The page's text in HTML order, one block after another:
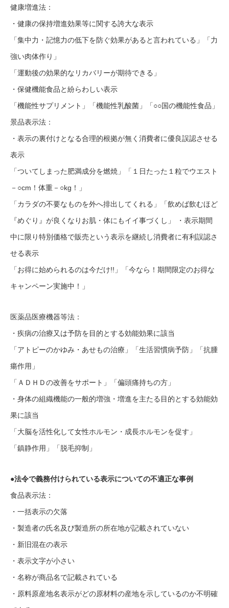
健康増進法：
・健康の保持増進効果等に関する誇大な表示
「集中力・記憶力の低下を防ぐ効果があると言われている」「力
強い肉体作り」
「運動後の効果的なリカバリーが期待できる」
・保健機能食品と紛らわしい表示
「機能性サプリメント」「機能性乳酸菌」「○○国の機能性食品」
景品表示法：
・表示の裏付けとなる合理的根拠が無く消費者に優良誤認させる
表示
「ついてしまった肥満成分を燃焼」「１日たった１粒でウエスト
－○cm！体重－○kg！」
「カラダの不要なものを外へ排出してくれる」「飲めば飲むほど
『めぐり』が良くなりお肌・体にもイイ事づくし」 ・表示期間
中に限り特別価格で販売という表示を継続し消費者に有利誤認さ
せる表示
「お得に始められるのは今だけ!!」「今なら！期間限定のお得な
キャンペーン実施中！」
医薬品医療機器等法：
・疾病の治療又は予防を目的とする効能効果に該当
「アトピーのかゆみ・あせもの治療」「生活習慣病予防」「抗腫
瘍作用」
「ＡＤＨＤの改善をサポート」「偏頭痛持ちの方」
・身体の組織機能の一般的増強・増進を主たる目的とする効能効
果に該当
「大脳を活性化して女性ホルモン・成長ホルモンを促す」
「鎮静作用」「脱毛抑制」
●法令で義務付けられている表示についての不適正な事例
食品表示法：
・一括表示の欠落
・製造者の氏名及び製造所の所在地が記載されていない
・新旧混在の表示
・表示文字が小さい
・名称が商品名で記載されている
・原料原産地名表示がどの原材料の産地を示しているのか不明確